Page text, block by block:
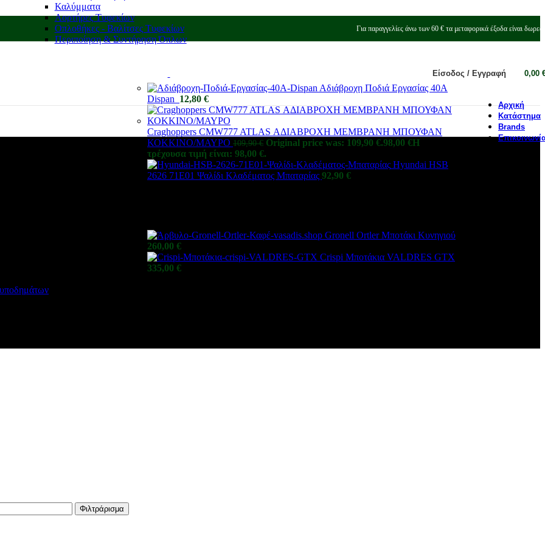
Για παραγγελίες άνω των 60 € τα μεταφορικά έξοδα είναι
Είσοδος / Εγγραφή 0,00
Καλύμματα
Αορτήρες Τυφεκίων
Οπλοθήκες - Βαλίτσες Τυφεκίων
Περιποίηση & Συντήρηση Όπλων
Αδιάβροχη Ποδιά Εργασίας 40A
Dispan 12,80 €
Craghoppers CMW777 ATLAS ΑΔΙΑΒΡΟΧΗ ΜΕΜΒΡΑΝΗ ΜΠΟΥΦΑΝ
ΚΟΚΚΙΝΟ/ΜΑΥΡΟ 109,90€ Original price was: 109,90 €.98,00 €Η
τρέχουσα τιμή είναι: 98,00 €.
Hyundai HSB
2626 71E01 Ψαλίδι Κλαδέματος Μπαταρίας 92,90 €
Gronell Ortler Μποτάκι Κυνηγιού
260,00 €
Crispi Μποτάκια VALDRES GTX
335,00 €
Αρχική
Κατάστημα
Brands
Φιλτράρισμα